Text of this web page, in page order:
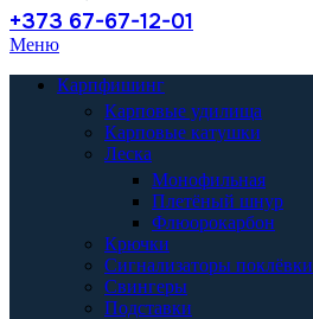
+373 67-67-12-01
Меню
Карпфишинг
Карповые удилища
Карповые катушки
Леска
Монофильная
Плетёный шнур
Флюорокарбон
Крючки
Сигнализаторы поклёвки
Свингеры
Подставки